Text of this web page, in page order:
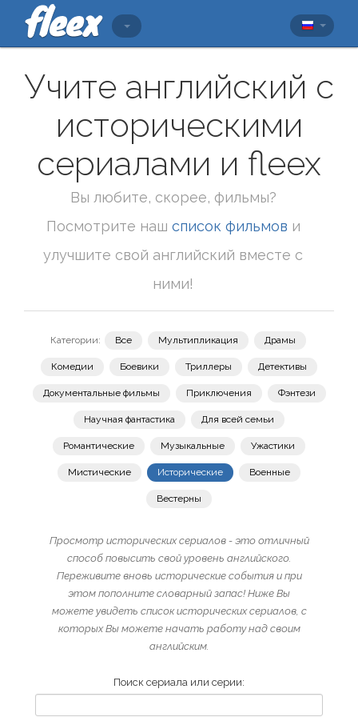
Учите английский с
историческими
сериалами и fleex
Вы любите, скорее, фильмы?
Посмотрите наш список фильмов и
улучшите свой английский вместе с
ними!
Категории: Все Мультипликация Драмы
Комедии Боевики Триллеры Детективы
Документальные фильмы Приключения Фэнтези
Научная фантастика Для всей семьи
Романтические Музыкальные Ужастики
Мистические Исторические Военные
Вестерны
Просмотр исторических сериалов - это отличный
способ повысить свой уровень английского.
Переживите вновь исторические события и при
этом пополните словарный запас! Ниже Вы
можете увидеть список исторических сериалов, с
которых Вы можете начать работу над своим
английским.
Поиск сериала или серии: